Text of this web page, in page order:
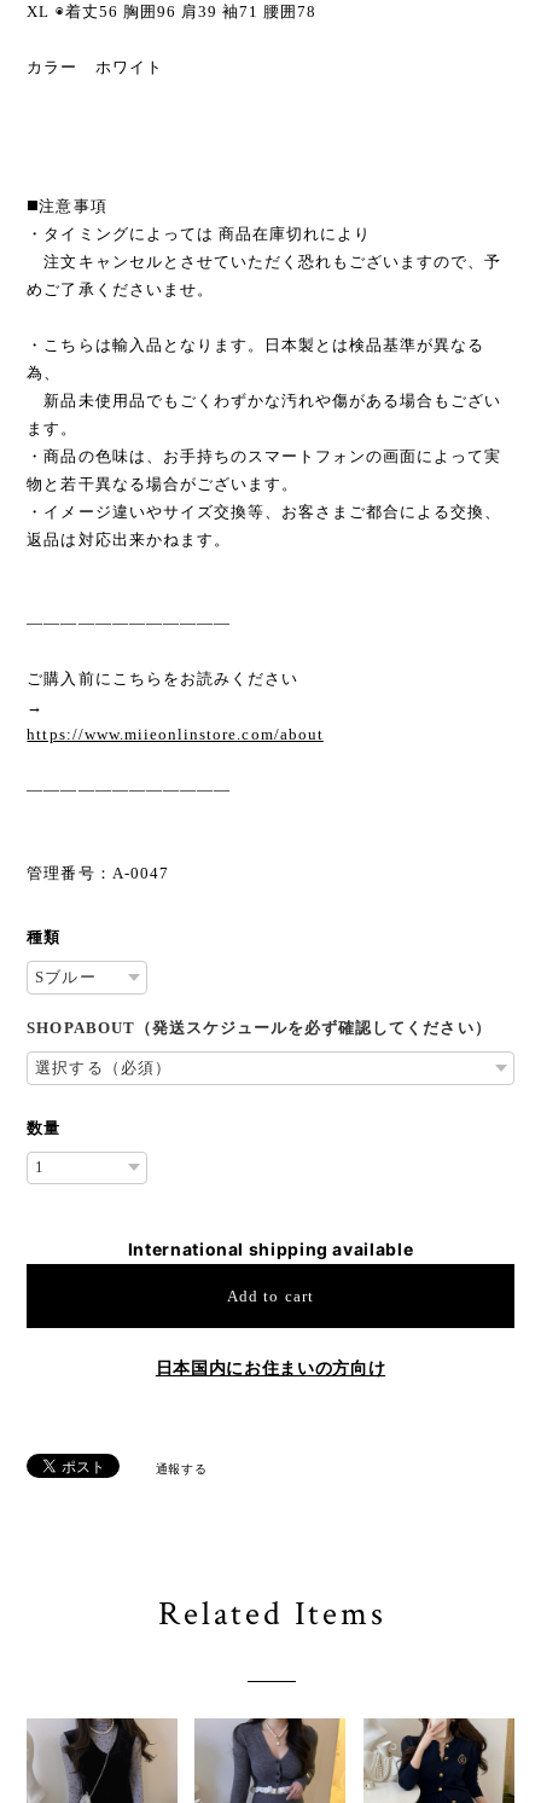
XL ◉着丈56 胸囲96 肩39 袖71 腰囲78
カラー ホワイト
◼️注意事項
・タイミングによっては 商品在庫切れにより
注文キャンセルとさせていただく恐れもございますので、予
めご了承くださいませ。
・こちらは輸入品となります。日本製とは検品基準が異なる
為、
新品未使用品でもごくわずかな汚れや傷がある場合もござい
ます。
・商品の色味は、お手持ちのスマートフォンの画面によって実
物と若干異なる場合がございます。
・イメージ違いやサイズ交換等、お客さまご都合による交換、
返品は対応出来かねます。
————————————
ご購入前にこちらをお読みください
→
https://www.miieonlinstore.com/about
————————————
管理番号：A-0047
種類
SHOPABOUT（発送スケジュールを必ず確認してください）
数量
International shipping available
Add to cart
日本国内にお住まいの方向け
通報する
Related Items